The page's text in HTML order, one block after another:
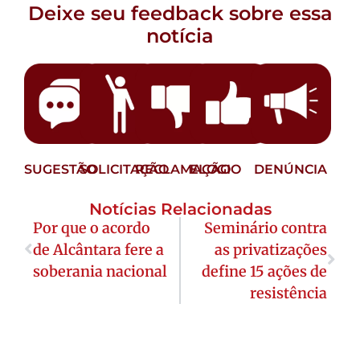
Deixe seu feedback sobre essa
notícia
SUGESTÃOSOLICITAÇÃORECLAMAÇÃO
ELOGIO DENÚNCIA
Notícias Relacionadas
Por que o acordo
de Alcântara fere a
soberania nacional
Seminário contra
as privatizações
define 15 ações de
resistência